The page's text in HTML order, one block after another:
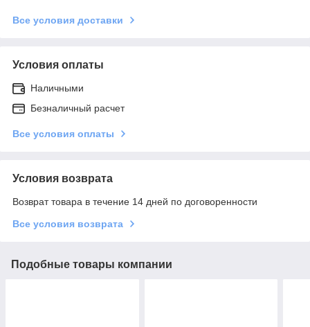
Все условия доставки
Условия оплаты
Наличными
Безналичный расчет
Все условия оплаты
Условия возврата
Возврат товара в течение 14 дней по договоренности
Все условия возврата
Подобные товары компании